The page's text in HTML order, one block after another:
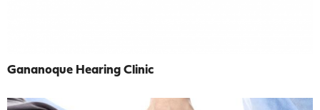
Gananoque Hearing Clinic